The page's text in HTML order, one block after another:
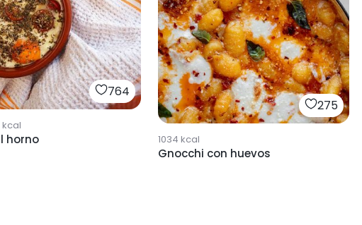
764
kcal
horno
275
1034 kcal
Gnocchi con huevos